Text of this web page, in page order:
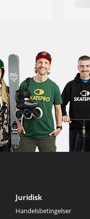
Juridisk
Handelsbetingelser